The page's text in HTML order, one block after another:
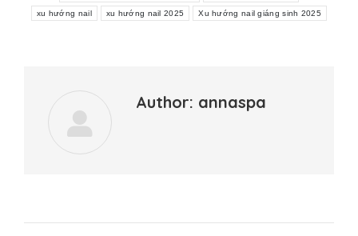
xu hướng nail xu hướng nail 2025 Xu hướng nail giáng sinh 2025
Author: annaspa